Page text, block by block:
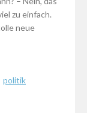
zu einfach.
neue
politik